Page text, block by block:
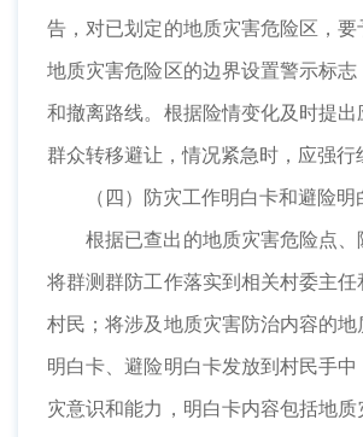
告，对已划定的地质灾害危险区，
地质灾害危险区的边界设置警示标
和撤离路线。根据险情变化及时提
群众转移避让，情况紧急时，应强行
（四）防灾工作明白卡和避险
根据已查出的地质灾害危险点
将群测群防工作落实到相关村委主
村民；将涉及地质灾害防治内容的
明白卡、避险明白卡发放到村民手
灾意识和能力，明白卡内容包括地